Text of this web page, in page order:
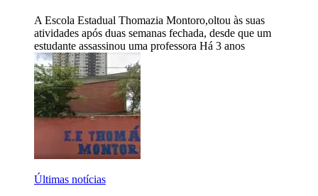
A Escola Estadual Thomazia Montoro,oltou às suas
atividades após duas semanas fechada, desde que um
estudante assassinou uma professora Há 3 anos
Últimas notícias